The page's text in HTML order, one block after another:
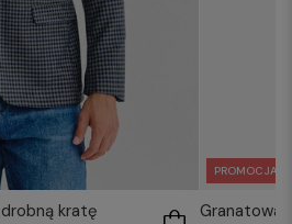
kratę
PROMOCJA
Granatowa